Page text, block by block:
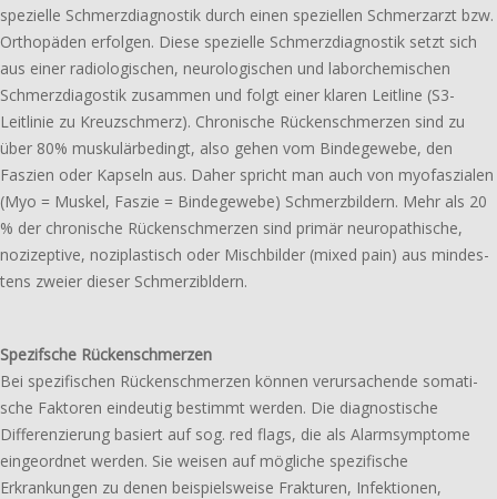
spezi­el­le Schmerzdiagnostik durch einen spezi­el­len Schmerzarzt bzw.
Orthopäden erfol­gen. Diese spezi­el­le Schmerzdiagnostik setzt sich
aus einer radio­lo­gi­schen, neuro­lo­gi­schen und labor­che­mi­schen
Schmerzdiagostik zusam­men und folgt einer klaren Leitline (S3-
Leitlinie zu Kreuzschmerz). Chronische Rückenschmerzen sind zu
über 80% musku­lär­be­dingt, also gehen vom Bindegewebe, den
Faszien oder Kapseln aus. Daher spricht man auch von myofas­zia­len
(Myo = Muskel, Faszie = Bindegewebe) Schmerzbildern. Mehr als 20
% der chro­ni­sche Rückenschmerzen sind primär neuro­pa­thi­sche,
nozi­zep­ti­ve, nozi­plas­tisch oder Mischbilder (mixed pain) aus mindes­
tens zweier dieser Schmerzibldern.
Spezifsche Rückenschmerzen
Bei spezi­fi­schen Rückenschmerzen können verur­sa­chen­de soma­ti­
sche Faktoren eindeu­tig bestimmt werden. Die diagnos­ti­sche
Differenzierung basiert auf sog. red flags, die als Alarmsymptome
einge­ord­net werden. Sie weisen auf mögli­che spezi­fi­sche
Erkrankungen zu denen beispiels­wei­se Frakturen, Infektionen,